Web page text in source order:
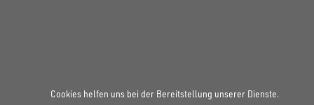
Cookies helfen uns bei der Bereitstellung unserer Dienste.